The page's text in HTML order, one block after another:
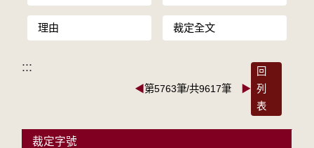
理由 裁定全文
:::
◀第5763筆/共9617筆 ▶
回
列
表
裁定字號